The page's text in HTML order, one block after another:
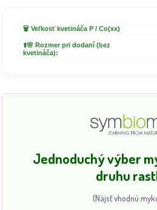
🗑️ Veľkosť kvetináča P / Co(xx)
⬆️🌸 Rozmer pri dodaní (bez
kvetináča):
Jednoduchý výber
druhu
(Nájsť vhodnú